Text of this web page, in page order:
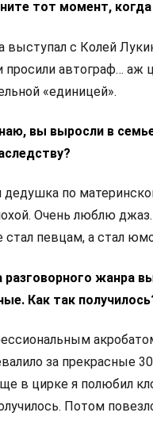
тот момент, когда
выступал с Колей
просили автограф… аж
«единицей».
вы выросли в
по
Очень люблю
стал певцам, а стал
разговорного жанра
Как так
за прекрасные
в цирке я полюбил
Потом